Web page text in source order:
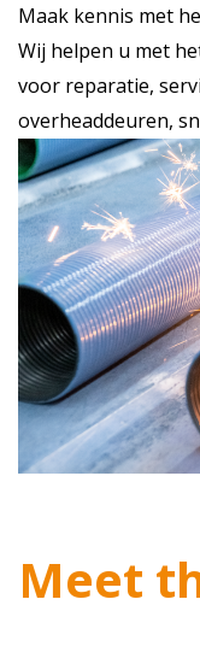
Maak kennis met
Wij helpen u met
voor reparatie,
overheaddeuren,
Meet